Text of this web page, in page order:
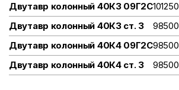
Двутавр колонный 40К3 09Г2С101250
Двутавр колонный 40К3 ст. 3
98500
Двутавр колонный 40К4 09Г2С98500
Двутавр колонный 40К4 ст. 3
98500